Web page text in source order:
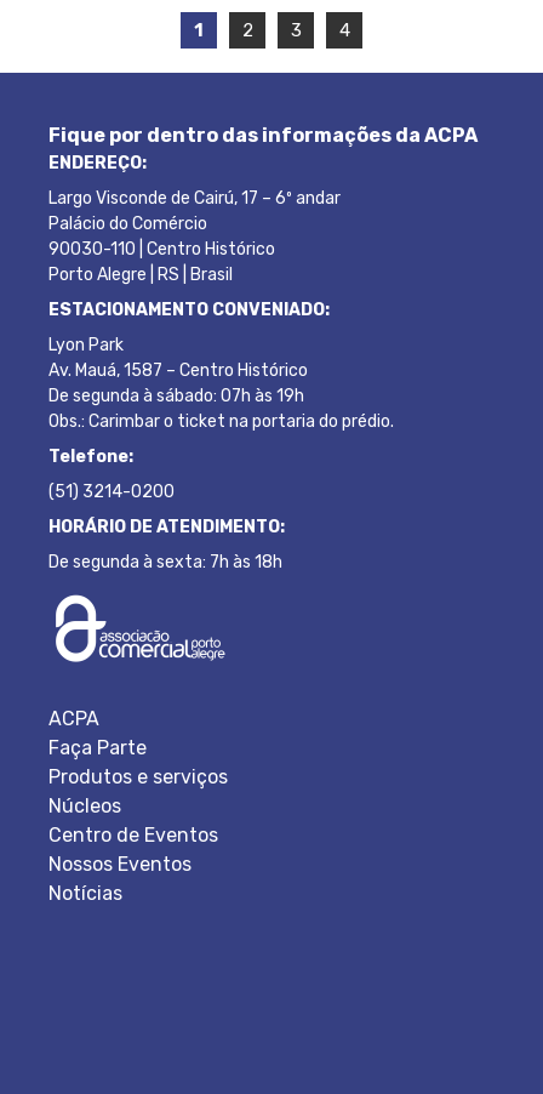
1 2 3 4
Fique por dentro das informações da ACPA
ENDEREÇO:
Largo Visconde de Cairú, 17 – 6º andar
Palácio do Comércio
90030-110 | Centro Histórico
Porto Alegre | RS | Brasil
ESTACIONAMENTO CONVENIADO:
Lyon Park
Av. Mauá, 1587 – Centro Histórico
De segunda à sábado: 07h às 19h
Obs.: Carimbar o ticket na portaria do prédio.
Telefone:
(51) 3214-0200
HORÁRIO DE ATENDIMENTO:
De segunda à sexta: 7h às 18h
ACPA
Faça Parte
Produtos e serviços
Núcleos
Centro de Eventos
Nossos Eventos
Notícias